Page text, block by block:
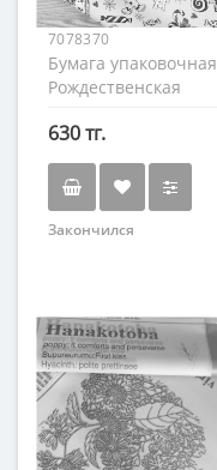
7078370
Бумага упаковочная
Рождественская
630 тг.
Закончился